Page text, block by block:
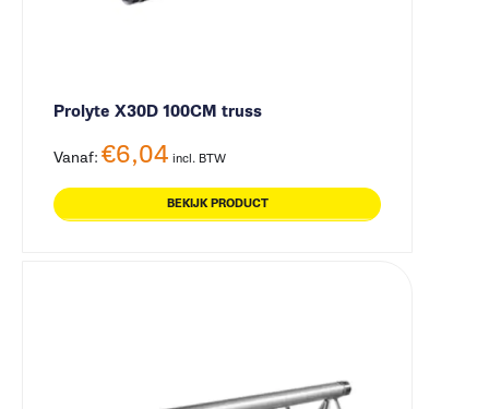
Prolyte X30D 100CM truss
Vanaf: €6,04 incl. BTW
BEKIJK PRODUCT